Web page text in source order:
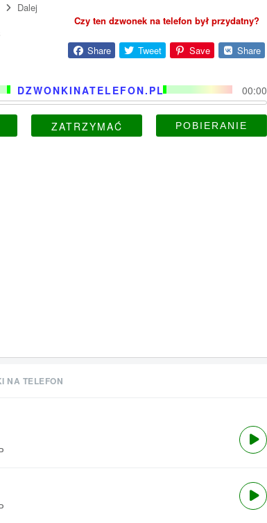
Dalej
Czy ten dzwonek na telefon był przydatny?
Share Tweet Save Share
DZWONKINATELEFON.PL 00:00
ZATRZYMAĆ
NA TELEFON